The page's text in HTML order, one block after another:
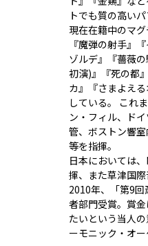
トでも質の高い
現在在籍中のマ
『魔弾の射手』
ゾルデ』『薔薇
初演)』『死の都
カ』『さまよえ
している。 これ
ン・フィル、ド
管、ボストン響
等を指揮。
日本においては
揮、また草津国際
2010年、「第9
者部門受賞。賞
たいという当人
ーモニック・オー